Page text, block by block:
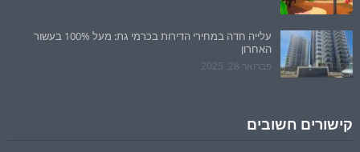
עלייה חדה במחירי הדירות בכרמי גת: מעל 100% בעשור
האחרון
פברואר 28, 2025
קישורים חשובים